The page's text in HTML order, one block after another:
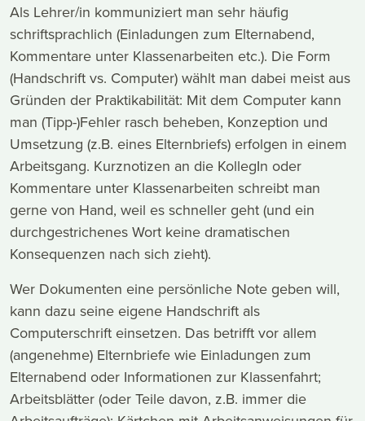
Als Lehrer/in kommuniziert man sehr häufig
schriftsprachlich (Einladungen zum Elternabend,
Kommentare unter Klassenarbeiten etc.). Die Form
(Handschrift vs. Computer) wählt man dabei meist aus
Gründen der Praktikabilität: Mit dem Computer kann
man (Tipp-)Fehler rasch beheben, Konzeption und
Umsetzung (z.B. eines Elternbriefs) erfolgen in einem
Arbeitsgang. Kurznotizen an die KollegIn oder
Kommentare unter Klassenarbeiten schreibt man
gerne von Hand, weil es schneller geht (und ein
durchgestrichenes Wort keine dramatischen
Konsequenzen nach sich zieht).
Wer Dokumenten eine persönliche Note geben will,
kann dazu seine eigene Handschrift als
Computerschrift einsetzen. Das betrifft vor allem
(angenehme) Elternbriefe wie Einladungen zum
Elternabend oder Informationen zur Klassenfahrt;
Arbeitsblätter (oder Teile davon, z.B. immer die